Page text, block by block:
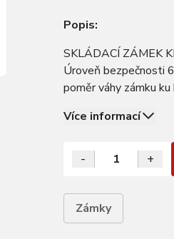
Popis:
SKLÁDACÍ ZÁMEK
Úroveň bezpečnosti
poměr váhy zámku
Více informací
- +
Zámky